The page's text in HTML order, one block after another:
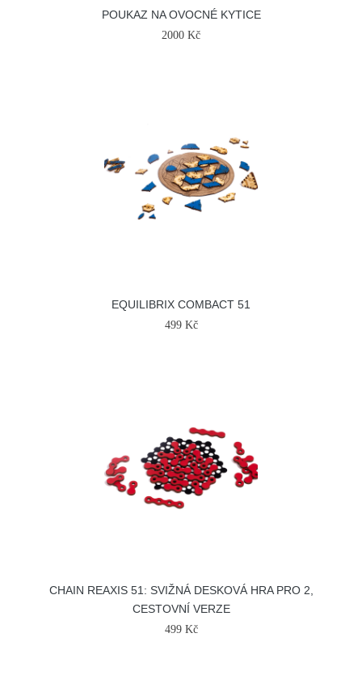
POUKAZ NA OVOCNÉ KYTICE
2000 Kč
EQUILIBRIX COMBACT 51
499 Kč
CHAIN REAXIS 51: SVIŽNÁ DESKOVÁ HRA PRO 2,
CESTOVNÍ VERZE
499 Kč